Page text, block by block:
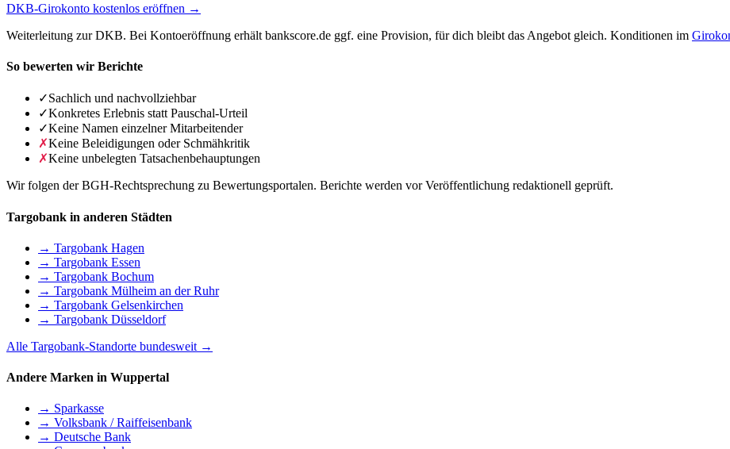
DKB-Girokonto kostenlos eröffnen →
Weiterleitung zur DKB. Bei Kontoeröffnung erhält bankscore.de ggf. eine Provision, für dich bleibt das Angebot gleich. Konditionen im
So bewerten wir Berichte
✓Sachlich und nachvollziehbar
✓Konkretes Erlebnis statt Pauschal-Urteil
✓Keine Namen einzelner Mitarbeitender
✗Keine Beleidigungen oder Schmähkritik
✗Keine unbelegten Tatsachenbehauptungen
Wir folgen der BGH-Rechtsprechung zu Bewertungsportalen. Berichte werden vor Veröffentlichung redaktionell geprüft.
Targobank in anderen Städten
→ Targobank Hagen
→ Targobank Essen
→ Targobank Bochum
→ Targobank Mülheim an der Ruhr
→ Targobank Gelsenkirchen
→ Targobank Düsseldorf
Alle Targobank-Standorte bundesweit →
Andere Marken in Wuppertal
→ Sparkasse
→ Volksbank / Raiffeisenbank
→ Deutsche Bank